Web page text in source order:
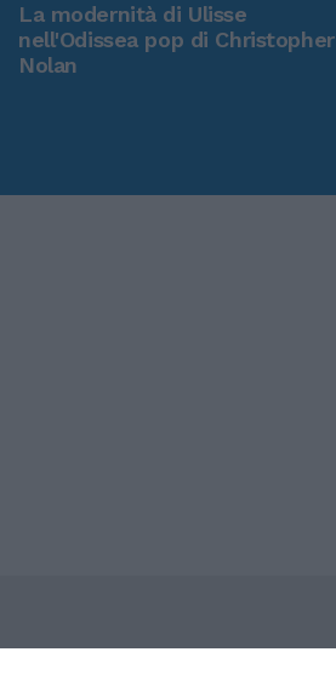
La modernità di Ulisse
nell'Odissea pop di Christopher
Nolan